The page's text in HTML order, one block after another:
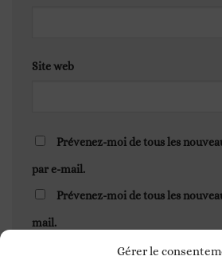
Gérer le
Site web
Prévenez-moi de tous les
par e-mail.
Prévenez-moi de tous les
mail.